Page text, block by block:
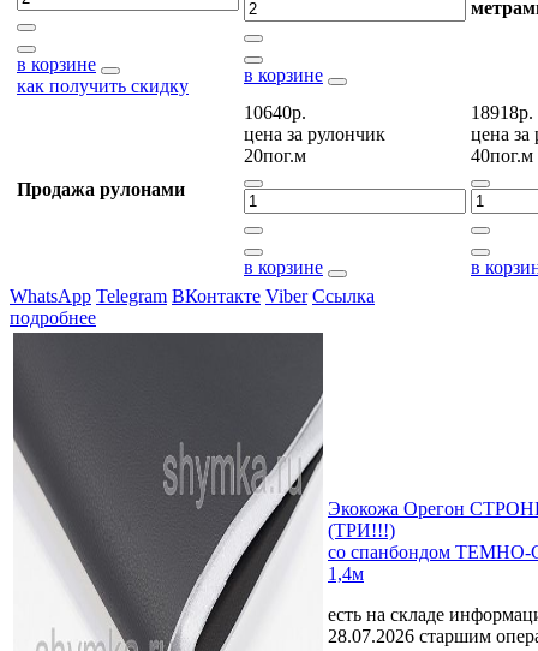
в корзине
как получить скидку
в корзине
Продажа рулонами
10640р.
цена за рулончик
20пог.м
в корзине
18918р.
цена за
40пог.м
в
WhatsApp Telegram ВКонтакте Viber Ссылка
подробнее
Экокожа Орегон
(ТРИ!!!)
со спанбондом
1,4м
есть на складе
28.07.2026 старшим